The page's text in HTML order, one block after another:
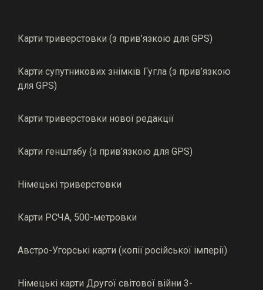
Карти триверстовки (з прив’язкою для GPS)
Карти супутникових знімків Гугла (з прив’язкою
для GPS)
Карти триверстовки нової редакції
Карти генштабу (з прив’язкою для GPS)
Німецькі триверстовки
Карти РСЧА, 500-метровки
Австро-Угорські карти (копії російської імперії)
Німецькі карти Другої світової війни 3-